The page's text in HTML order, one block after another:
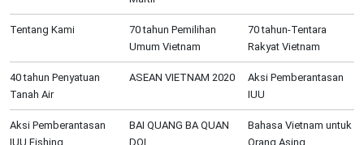
Tentang Kami
70 tahun Pemilihan
Umum Vietnam
70 tahun-Tentara
Rakyat Vietnam
40 tahun Penyatuan
Tanah Air
ASEAN VIETNAM 2020
Aksi Pemberantasan
IUU
Aksi Pemberantasan
IUU Fishing
BAI QUANG BA QUAN
DOI
Bahasa Vietnam untuk
Orang Asing